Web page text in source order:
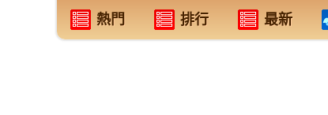
熱門 排行 最新